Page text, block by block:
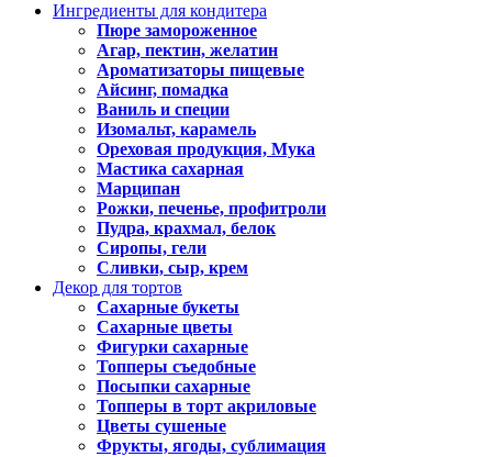
Ингредиенты для кондитера
Пюре замороженное
Агар, пектин, желатин
Ароматизаторы пищевые
Айсинг, помадка
Ваниль и специи
Изомальт, карамель
Ореховая продукция, Мука
Мастика сахарная
Марципан
Рожки, печенье, профитроли
Пудра, крахмал, белок
Сиропы, гели
Сливки, сыр, крем
Декор для тортов
Сахарные букеты
Сахарные цветы
Фигурки сахарные
Топперы съедобные
Посыпки сахарные
Топперы в торт акриловые
Цветы сушеные
Фрукты, ягоды, сублимация